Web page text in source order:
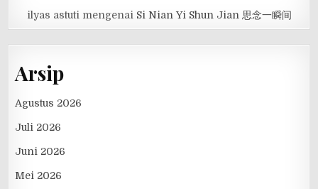
ilyas astuti mengenai Si Nian Yi Shun Jian 思念一瞬间
Arsip
Agustus 2026
Juli 2026
Juni 2026
Mei 2026